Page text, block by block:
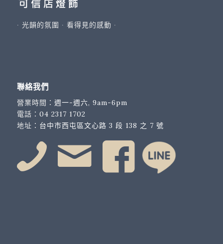
∙ 光韻的氛圍 ∙ 看得見的感動 ∙
聯絡我們
營業時間： 週一-週六, 9am-6pm
電話： 04 2317 1702
地址： 台中市西屯區文心路 3 段 138 之 7 號